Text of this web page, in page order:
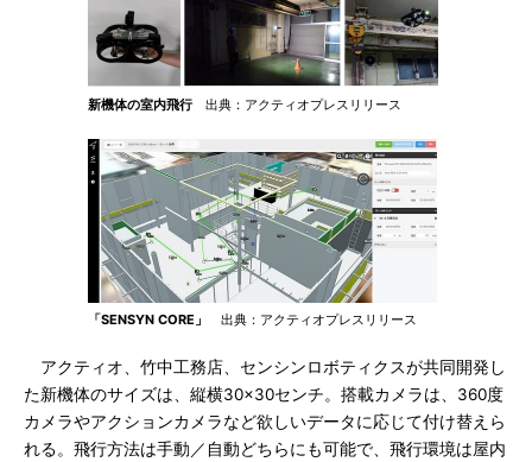
新機体の室内飛行 出典：アクティオプレスリリース
「SENSYN CORE」 出典：アクティオプレスリリース
アクティオ、竹中工務店、センシンロボティクスが共同開発し
た新機体のサイズは、縦横30×30センチ。搭載カメラは、360度
カメラやアクションカメラなど欲しいデータに応じて付け替えら
れる。飛行方法は手動／自動どちらにも可能で、飛行環境は屋内